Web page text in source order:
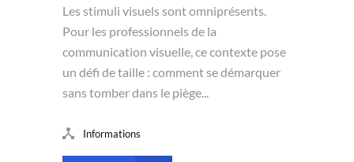
Les stimuli visuels sont omniprésents.
Pour les professionnels de la
communication visuelle, ce contexte pose
un défi de taille : comment se démarquer
sans tomber dans le piège...
Informations